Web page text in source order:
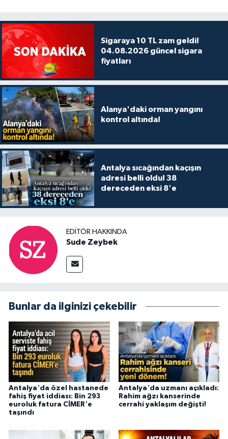
Sigaraya 10 TL zam geldi!
04.08.2026 güncel sigara
fiyatları
Alanya'daki orman yangını
kontrol altında!
Antalya sıcağından kaçışın
adresi belli oldu! 38
dereceden eksi 8'e
EDITÖR HAKKINDA
Sude Zeybek
Bunlar da ilginizi çekebilir
Antalya'da özel hastanede
fahiş fiyat iddiası: Bin 293
euroluk fatura CİMER'e
taşındı
Antalya'da uzmanı açıkladı:
Rahim ağzı kanserinde
cerrahi yaklaşım değişti!